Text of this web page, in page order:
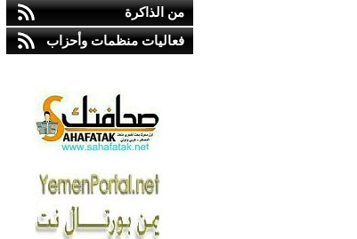
من الذاكرة
فعاليات منظمات وأحزاب